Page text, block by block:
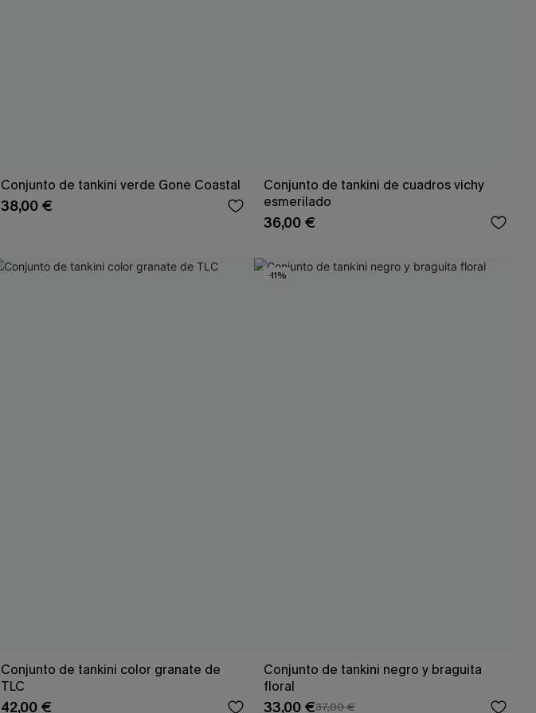
Conjunto de tankini verde Gone Coastal
38,00 €
Conjunto de tankini de cuadros vichy
esmerilado
36,00 €
Conjunto de tankini color granate de
TLC
42,00 €
-11%
Conjunto de tankini negro y braguita
floral
33,00 €37,00 €